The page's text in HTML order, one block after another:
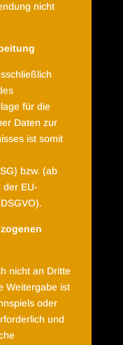
nicht
für die
Daten zur
ist somit
bzw. (ab
der EU-
nicht an Dritte
Weitergabe ist
oder
und